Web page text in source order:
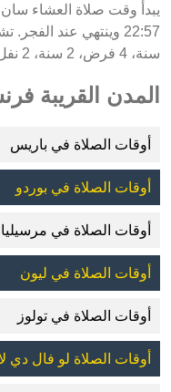
يبدأ وقت صلاة العشاء سان
سنة، 4 فرض، 2 سنة، 2 نفل، 3 وتر و2 نفل.
المدن القريبة
أوقات الصلاة في باريس
أوقات الصلاة في بوردو
أوقات الصلاة في مرسيليا
أوقات الصلاة في ليون
أوقات الصلاة في تولوز
أوقات الصلاة لو فال دي